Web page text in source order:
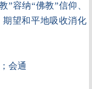
”容纳“佛教”信仰、
期望和平地吸收消化
会通